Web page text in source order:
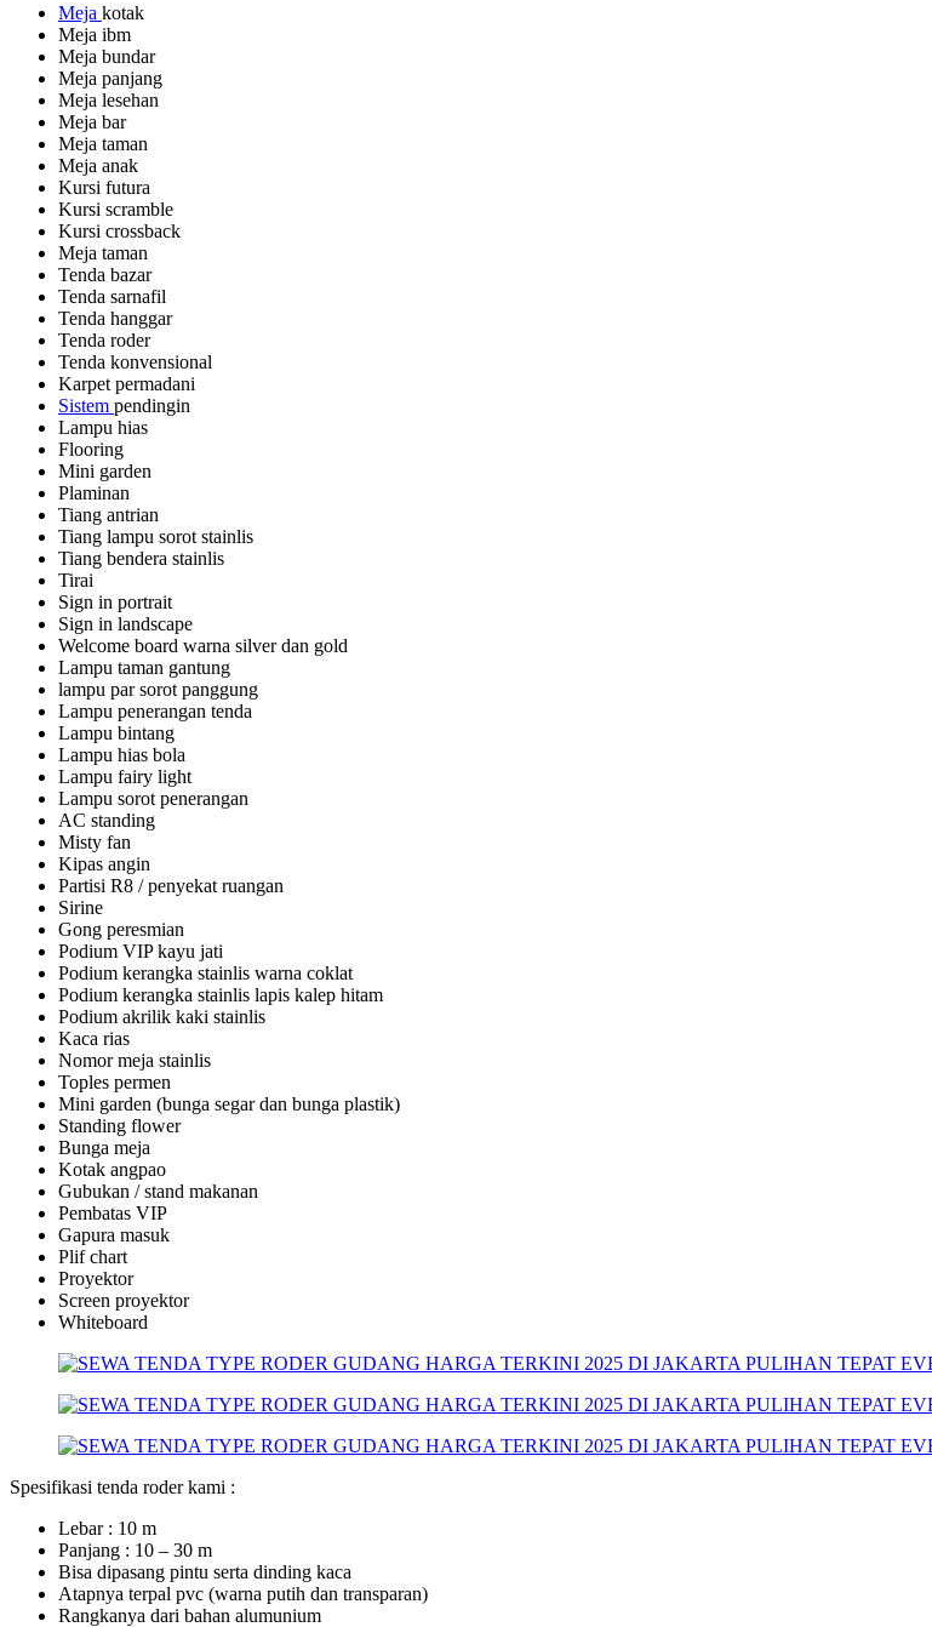
Meja kotak
Meja ibm
Meja bundar
Meja panjang
Meja lesehan
Meja bar
Meja taman
Meja anak
Kursi futura
Kursi scramble
Kursi crossback
Meja taman
Tenda bazar
Tenda sarnafil
Tenda hanggar
Tenda roder
Tenda konvensional
Karpet permadani
Sistem pendingin
Lampu hias
Flooring
Mini garden
Plaminan
Tiang antrian
Tiang lampu sorot stainlis
Tiang bendera stainlis
Tirai
Sign in portrait
Sign in landscape
Welcome board warna silver dan gold
Lampu taman gantung
lampu par sorot panggung
Lampu penerangan tenda
Lampu bintang
Lampu hias bola
Lampu fairy light
Lampu sorot penerangan
AC standing
Misty fan
Kipas angin
Partisi R8 / penyekat ruangan
Sirine
Gong peresmian
Podium VIP kayu jati
Podium kerangka stainlis warna coklat
Podium kerangka stainlis lapis kalep hitam
Podium akrilik kaki stainlis
Kaca rias
Nomor meja stainlis
Toples permen
Mini garden (bunga segar dan bunga plastik)
Standing flower
Bunga meja
Kotak angpao
Gubukan / stand makanan
Pembatas VIP
Gapura masuk
Plif chart
Proyektor
Screen proyektor
Whiteboard
Spesifikasi tenda roder kami :
Lebar : 10 m
Panjang : 10 – 30 m
Bisa dipasang pintu serta dinding kaca
Atapnya terpal pvc (warna putih dan transparan)
Rangkanya dari bahan alumunium